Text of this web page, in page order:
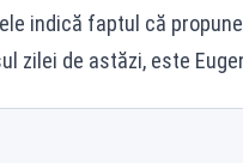
indică faptul că
zilei de astăzi, este